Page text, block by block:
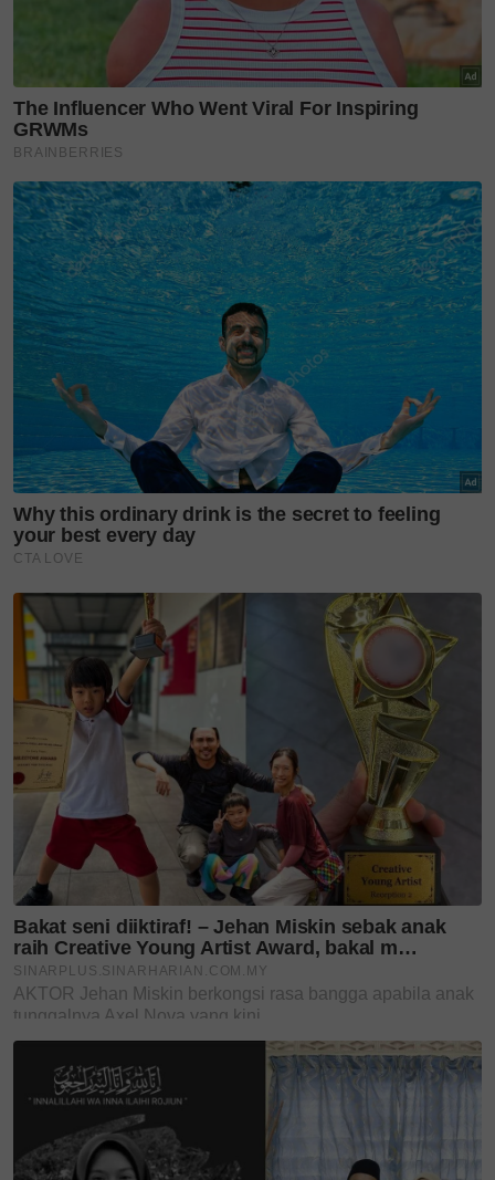
Di sebalik estetika dan keselesaan, Kays + Kins juga
kekal komited terhadap aspek kualiti dan
tanggungjawab dalam pengeluaran. Antara
koleksinya termasuk pakaian daripada kapas
organik dengan pensijilan GOTS serta fabrik yang
mendapat pengiktirafan OEKO-TEX, memberi
jaminan tambahan kepada ibu bapa tentang
keselamatan dan penjagaan terbaik untuk si kecil.
Sempena pembukaan butik perdana ini, Kays + Kins
turut menawarkan promosi potongan 20 peratus
bagi pembelian tiga item terpilih.
Promosi pembukaan besar-besaran berkenaan
berlangsung sehingga 30 April 2026, tidak termasuk
Tawaran Kelompok, satu peluang untuk pelanggan
merasai sendiri keunikan jenama ini secara lebih
dekat.
Layari portalSinarPlusuntuk info terkini dan bermanfaat!
Jangan lupa follow kami di Instagram,Threads,
Twitter,YouTube& TikTok . Join grup Telegram
DI SINI
untuk info dan kisah penuh inspirasi
Jangan lupa dapatkan promosi istimewa
MAKANAN
KUCING TOMKRAFyang kini sudah berada di 37
cawangan KK Super Mart terpilih di Shah Alam atau beli
secara online di platform
Shopee Karangkraf Mallsekarang
Kays + Kins
butik si manja